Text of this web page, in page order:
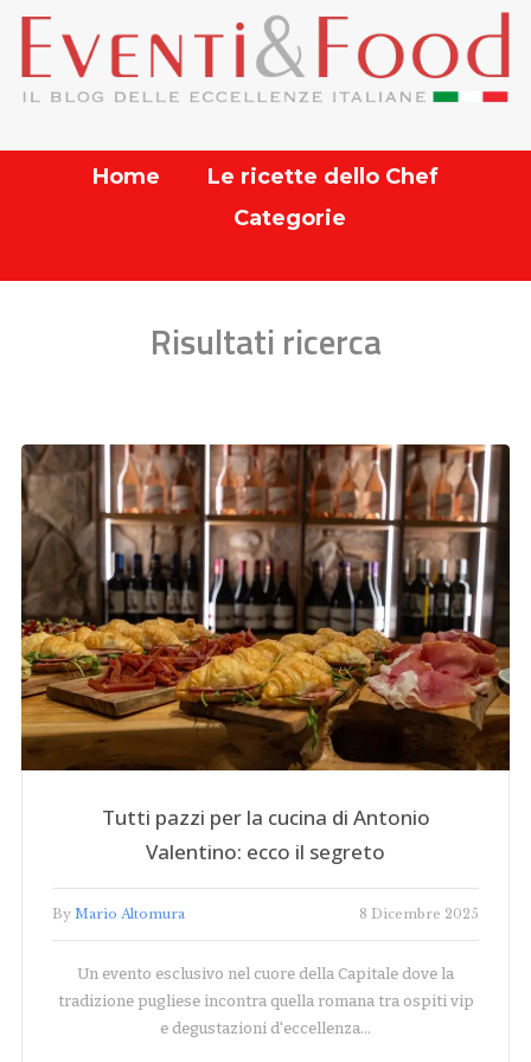
Home
Le ricette dello Chef
Categorie
Risultati ricerca
Tutti pazzi per la cucina di Antonio
Valentino: ecco il segreto
By Mario Altomura 8 Dicembre 2025
Un evento esclusivo nel cuore della Capitale dove la
tradizione pugliese incontra quella romana tra ospiti vip
e degustazioni d'eccellenza…